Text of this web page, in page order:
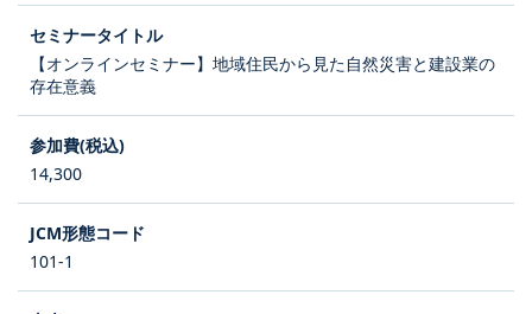
【オンラインセミナー】地域住民から見た自然災害と建設業の
存在意義
14,300
101-1